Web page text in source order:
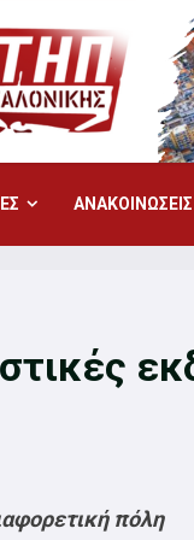
ΑΝΑΚΟΙΝΩΣΕΙΣ
πόλη